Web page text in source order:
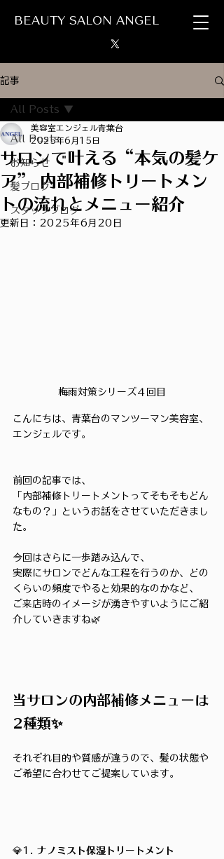
BEAUTY SALON ANGEL
記事
All Posts
お知らせ
髪ブログ
スタッフブログ
All Posts
サロンで叶える“本気の髪ケ
ア” 内部補修トリートメン
トの流れとメニュー紹介
美容室エンジェル青葉台
2025年6月15日
更新日： 2025年6月20日
梅雨対策シリーズ４回目
こんにちは、青葉台のマンツーマン美容室、
エンジェルです。
前回の記事では、
「内部補修トリートメントってそもそもどん
なもの？」というお話をさせていただきまし
た。
今回はさらに一歩踏み込んで、
実際にサロンでどんな工程を行うのか、どの
くらいの頻度でやると効果的なのかなど、
ご来店時のイメージが湧きやすいようにご紹
介していきますね🌿
当サロンの内部補修メニューは
2種類✨
それぞれ目的や質感が違うので、髪の状態や
ご希望に合わせてご提案しています。
💎1. ナノミスト保湿トリートメント